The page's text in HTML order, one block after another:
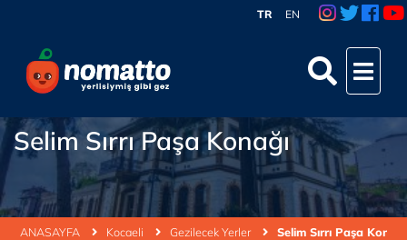
TR EN
ANASAYFA Kocaeli Gezilecek Yerler Selim Sırrı Paşa Konağı
Selim Sırrı Paşa Konağı